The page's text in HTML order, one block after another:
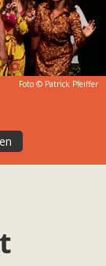
Foto © Patrick Pfeiffer